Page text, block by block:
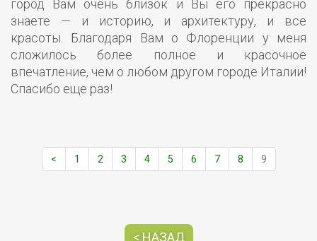
город Вам очень близок и Вы его прекрасно
знаете — и историю, и архитектуру, и все
красоты. Благодаря Вам о Флоренции у меня
сложилось более полное и красочное
впечатление, чем о любом другом городе Италии!
Спасибо еще раз!
< 1 2 3 4 5 6 7 8 9
< НАЗАД